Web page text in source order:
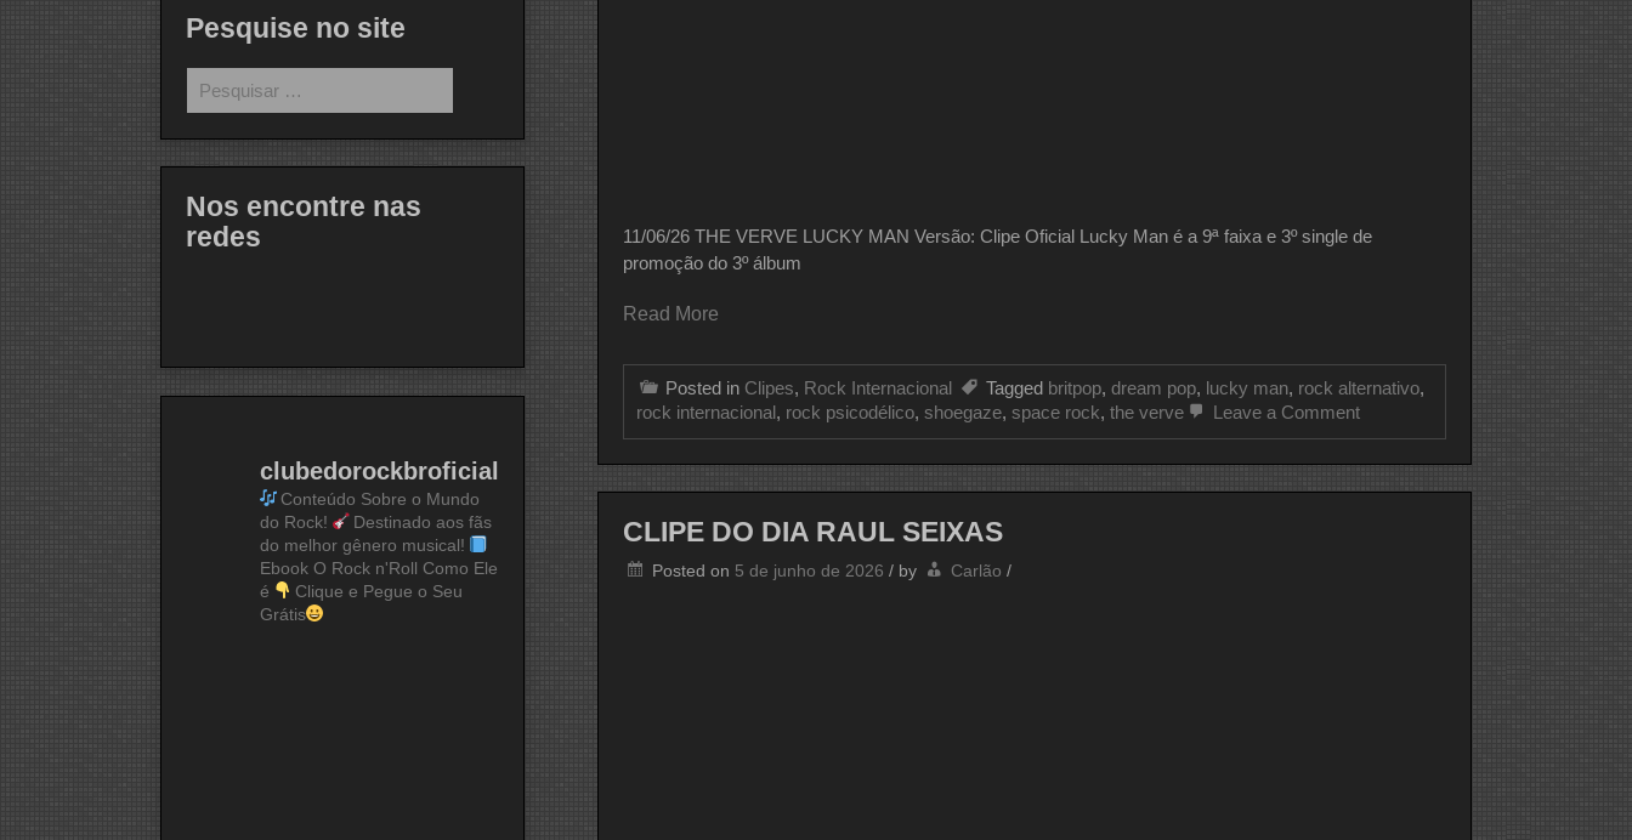
11/06/26 THE VERVE LUCKY MAN Versão: Clipe Oficial Lucky Man é a 9ª faixa e 3º single de
promoção do 3º álbum
Read More
Posted in Clipes, Rock Internacional Tagged britpop, dream pop, lucky man, rock alternativo,
rock internacional, rock psicodélico, shoegaze, space rock, the verve Leave a Commenton
THE
CLIPE DO DIA RAUL SEIXAS
Posted on 5 de junho de 2026 / by Carlão /
Pesquise no site
por:
Nos encontre nas
redes
clubedorockbroficial
Conteúdo Sobre o Mundo
do Rock!
Destinado aos fãs
do melhor gênero musical!
Ebook O Rock n'Roll Como Ele
é
Clique e Pegue o Seu
Grátis